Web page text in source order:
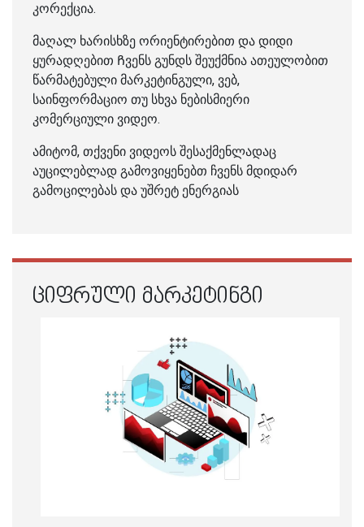
კორექცია.
მაღალ ხარისხზე ორიენტირებით და დიდი
ყურადღებით Ჩვენს გუნდს შეუქმნია ათეულობით
წარმატებული მარკეტინგული, ვებ,
საინფორმაციო თუ სხვა ნებისმიერი
კომერციული ვიდეო.
ამიტომ, თქვენი ვიდეოს შესაქმენლადაც
აუცილებლად გამოვიყენებთ ჩვენს მდიდარ
გამოცილებას და უშრეტ ენერგიას
ᲪᲘᲤᲠᲣᲚᲘ ᲛᲐᲠᲙᲔᲢᲘᲜᲒᲘ